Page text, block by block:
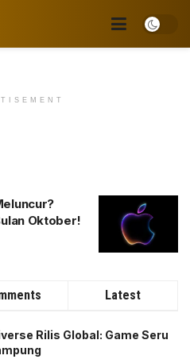
Oktober!
Latest
Rilis Global: Game Seru